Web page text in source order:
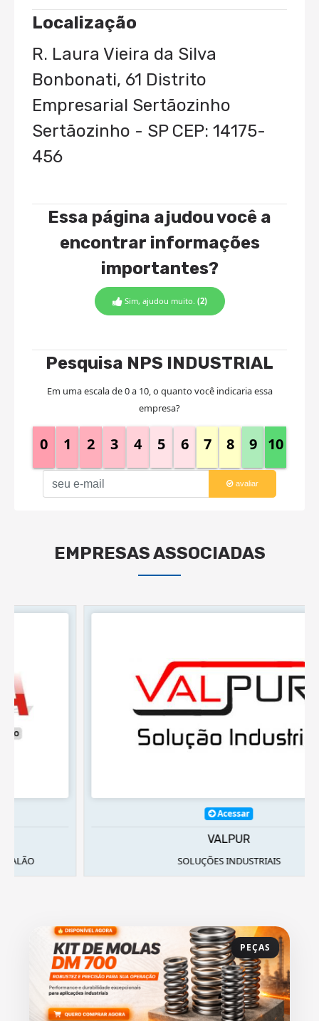
Localização
R. Laura Vieira da Silva
Bonbonati, 61 Distrito
Empresarial Sertãozinho
Sertãozinho - SP CEP: 14175-
456
Essa página ajudou você a
encontrar informações
importantes?
Sim, ajudou muito. (2)
Pesquisa NPS INDUSTRIAL
Em uma escala de 0 a 10, o quanto você indicaria essa
empresa?
0 1 2 3 4 5 6 7 8 9 10
avaliar
EMPRESAS ASSOCIADAS
SOLUÇÕES INDUSTRIAIS
PEÇAS